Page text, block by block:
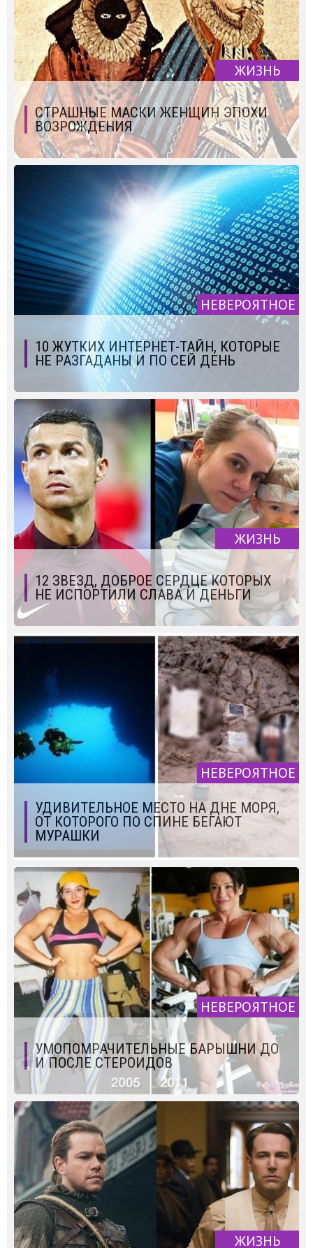
ЖИЗНЬ
СТРАШНЫЕ МАСКИ ЖЕНЩИН ЭПОХИ
ВОЗРОЖДЕНИЯ
НЕВЕРОЯТНОЕ
10 ЖУТКИХ ИНТЕРНЕТ-ТАЙН, КОТОРЫЕ
НЕ РАЗГАДАНЫ И ПО СЕЙ ДЕНЬ
ЖИЗНЬ
12 ЗВЕЗД, ДОБРОЕ СЕРДЦЕ КОТОРЫХ
НЕ ИСПОРТИЛИ СЛАВА И ДЕНЬГИ
НЕВЕРОЯТНОЕ
УДИВИТЕЛЬНОЕ МЕСТО НА ДНЕ МОРЯ,
ОТ КОТОРОГО ПО СПИНЕ БЕГАЮТ
МУРАШКИ
НЕВЕРОЯТНОЕ
УМОПОМРАЧИТЕЛЬНЫЕ БАРЫШНИ ДО
И ПОСЛЕ СТЕРОИДОВ
ЖИЗНЬ